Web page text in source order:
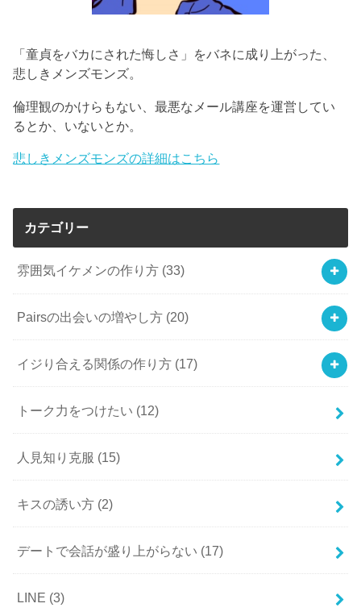
「童貞をバカにされた悔しさ」をバネに成り上がった、
悲しきメンズモンズ。
倫理観のかけらもない、最悪なメール講座を運営してい
るとか、いないとか。
悲しきメンズモンズの詳細はこちら
カテゴリー
雰囲気イケメンの作り方 (33)
Pairsの出会いの増やし方 (20)
イジり合える関係の作り方 (17)
トーク力をつけたい (12)
人見知り克服 (15)
キスの誘い方 (2)
デートで会話が盛り上がらない (17)
LINE (3)